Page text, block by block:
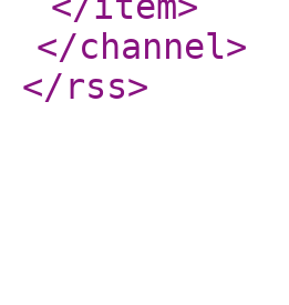
</channel>
</rss>